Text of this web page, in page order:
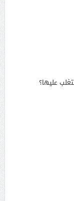
عليها؟